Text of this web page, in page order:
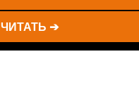
ЧИТАТЬ ➔